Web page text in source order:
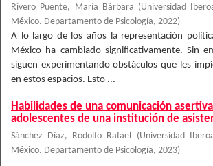
Rivero Puente, María Bárbara (Universidad
México. Departamento de Psicología, 2022)
A lo largo de los años la representación
México ha cambiado significativamente. Sin
siguen experimentando obstáculos que les
en estos espacios. Esto ...
Habilidades de una comunicación
adolescentes de una institución de
Sánchez Díaz, Rodolfo Rafael (Universidad
México. Departamento de Psicología, 2023)